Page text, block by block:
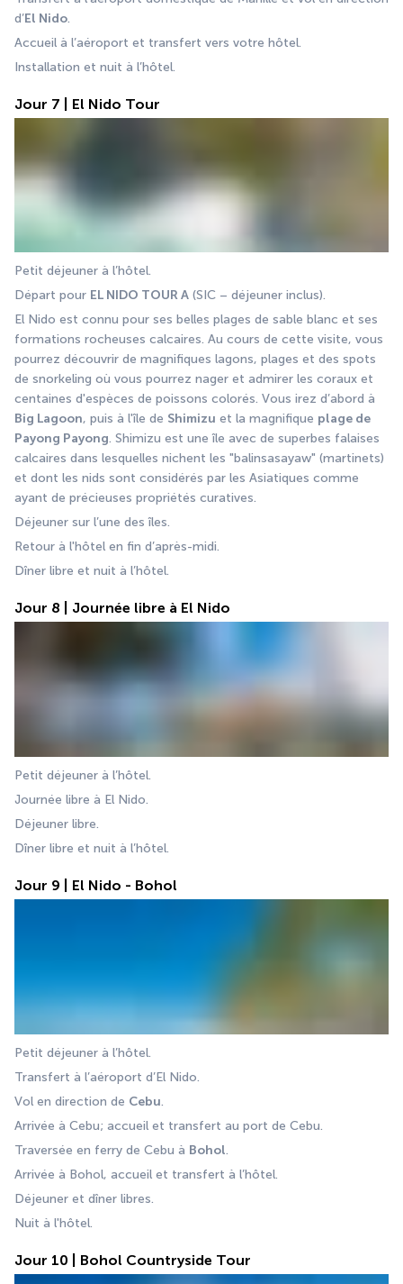
d’El Nido.
Accueil à l’aéroport et transfert vers votre hôtel.
Installation et nuit à l’hôtel.
Jour 7 | El Nido Tour
Petit déjeuner à l’hôtel.
Départ pour EL NIDO TOUR A (SIC – déjeuner inclus).
El Nido est connu pour ses belles plages de sable blanc et ses
formations rocheuses calcaires. Au cours de cette visite, vous
pourrez découvrir de magnifiques lagons, plages et des spots
de snorkeling où vous pourrez nager et admirer les coraux et
Big Lagoon, puis à l'île de Shimizu et la magnifique plage de
Payong Payong. Shimizu est une île avec de superbes falaises
calcaires dans lesquelles nichent les "balinsasayaw" (martinets)
et dont les nids sont considérés par les Asiatiques comme
ayant de précieuses propriétés curatives.
Déjeuner sur l’une des îles.
Retour à l'hôtel en fin d’après-midi.
Dîner libre et nuit à l’hôtel.
Jour 8 | Journée libre à El Nido
Petit déjeuner à l’hôtel.
Journée libre à El Nido.
Déjeuner libre.
Dîner libre et nuit à l’hôtel.
Jour 9 | El Nido - Bohol
Petit déjeuner à l’hôtel.
Transfert à l’aéroport d’El Nido.
Vol en direction de Cebu.
Arrivée à Cebu; accueil et transfert au port de Cebu.
Traversée en ferry de Cebu à Bohol.
Arrivée à Bohol, accueil et transfert à l’hôtel.
Déjeuner et dîner libres.
Nuit à l'hôtel.
Jour 10 | Bohol Countryside Tour